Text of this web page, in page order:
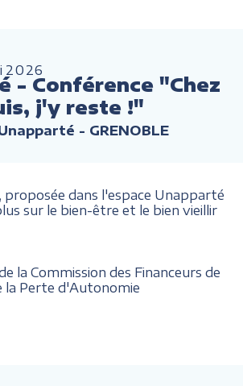
2026
- Conférence "Chez
j'y reste !"
- GRENOBLE
proposée dans l'espace Unapparté
sur le bien-être et le bien vieillir
la Commission des Financeurs de
la Perte d'Autonomie